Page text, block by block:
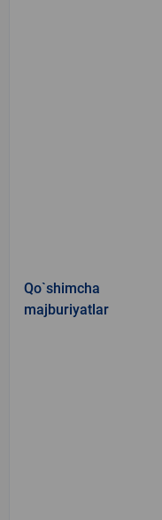
Qo`shimcha
majburiyatlar